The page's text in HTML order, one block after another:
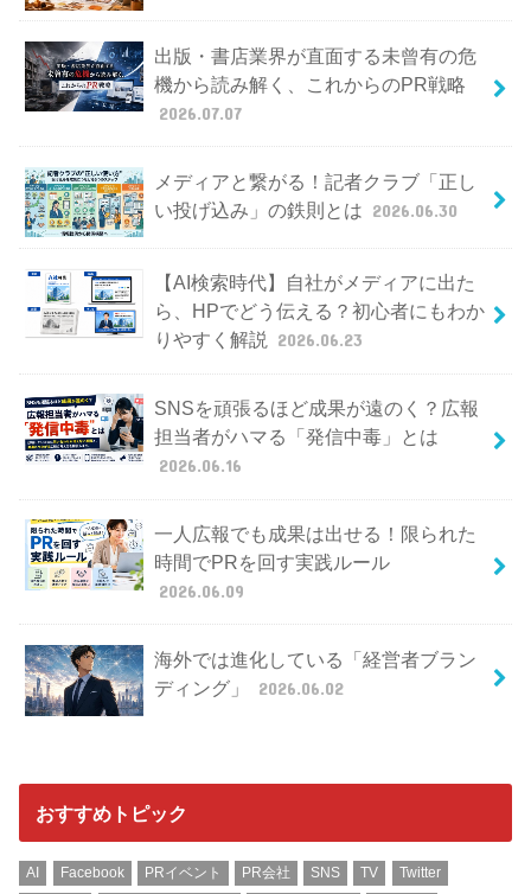
出版・書店業界が直面する未曾有の危
機から読み解く、これからのPR戦略
2026.07.07
メディアと繋がる！記者クラブ「正し
い投げ込み」の鉄則とは 2026.06.30
【AI検索時代】自社がメディアに出た
ら、HPでどう伝える？初心者にもわか
りやすく解説
2026.06.23
SNSを頑張るほど成果が遠のく？広報
担当者がハマる「発信中毒」とは
2026.06.16
一人広報でも成果は出せる！限られた
時間でPRを回す実践ルール
2026.06.09
海外では進化している「経営者ブラン
ディング」
2026.06.02
おすすめトピック
AI Facebook PRイベント PR会社 SNS TV
Twitter